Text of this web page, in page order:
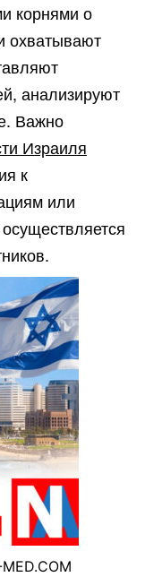
корнями о
охватывают
анализируют
Важно
Израиля
к
или